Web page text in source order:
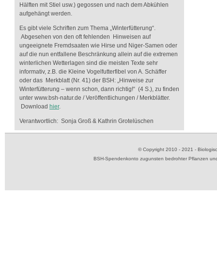
Hälften mit Stiel usw.) gegossen und nach dem Abkühlen
aufgehängt werden.
Es gibt viele Schriften zum Thema „Winterfütterung“.
Abgesehen von den oft fehlenden Hinweisen auf
ungeeignete Fremdsaaten wie Hirse und Niger-Samen oder
auf die nun entfallene Beschränkung allein auf die extremen
winterlichen Wetterlagen sind die meisten Texte sehr
informativ, z.B. die Kleine Vogelfutterfibel von A. Schäffer
oder das Merkblatt (Nr. 41) der BSH: „Hinweise zur
Winterfütterung – wenn schon, dann richtig!“ (4 S.), zu finden
unter www.bsh-natur.de / Veröffentlichungen / Merkblätter.
Download hier.
Verantwortlich: Sonja Groß & Kathrin Grotelüschen
© Copyright 2010 - 2021 -
BSH-Spendenkonto zugunsten bedrohter Pflanzen